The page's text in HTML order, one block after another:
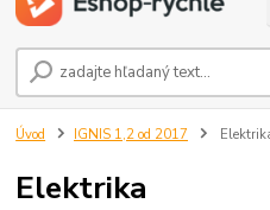
Úvod IGNIS 1,2 od 2017
Elektrika